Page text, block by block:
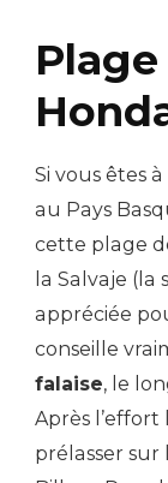
Si vous êtes
au Pays
cette plage
la Salvaje
appréciée
conseille
falaise, le
Après
prélasser